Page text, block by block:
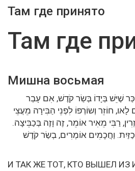
Там где принято
Там где
Мишна восьмая
שֶׁיֵּשׁ בְּיָדוֹ בְּשַׂר קֹדֶשׁ, אִם עָבַר
חוֹזֵר וְשוֹרְפוֹ לִפְנֵי הַבִּירָה מֵעֲצֵי
רַבִּי מֵאִיר אוֹמֵר, זֶה וָזֶה בְּכַבֵּיצָה.
וַחֲכָמִים אוֹמְרִים, בְשַׂר קֹדֶשׁ
И ТАК ЖЕ ТОТ, КТО ВЫШЕЛ ИЗ